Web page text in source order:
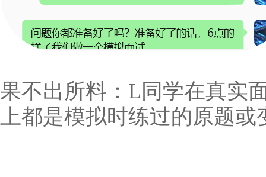
果不出所料：L同学在真实
上都是模拟时练过的原题或